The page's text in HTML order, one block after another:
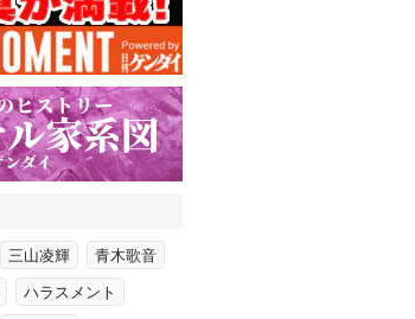
三山凌輝 青木歌音
ハラスメント